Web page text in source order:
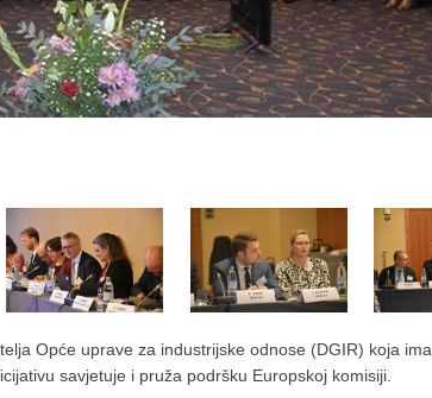
Opće uprave za industrijske odnose (DGIR) koja ima
savjetuje i pruža podršku Europskoj komisiji.